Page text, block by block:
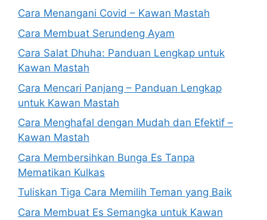
Cara Menangani Covid – Kawan Mastah
Cara Membuat Serundeng Ayam
Cara Salat Dhuha: Panduan Lengkap untuk
Kawan Mastah
Cara Mencari Panjang – Panduan Lengkap
untuk Kawan Mastah
Cara Menghafal dengan Mudah dan Efektif –
Kawan Mastah
Cara Membersihkan Bunga Es Tanpa
Mematikan Kulkas
Tuliskan Tiga Cara Memilih Teman yang Baik
Cara Membuat Es Semangka untuk Kawan